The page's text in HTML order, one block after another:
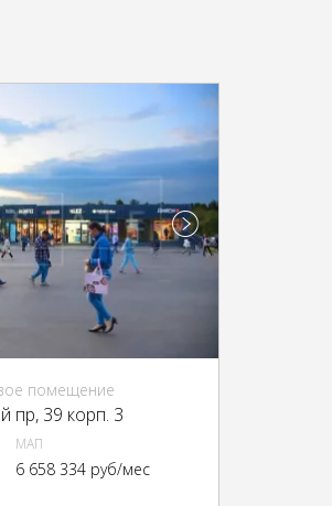
помещение
39 корп. 3
МАП
6 658 334 руб/мес